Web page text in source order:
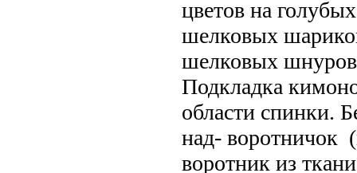
цветов на
шелковых
шелковых
Подкладка
области спинки.
над- воротничок
воротник из